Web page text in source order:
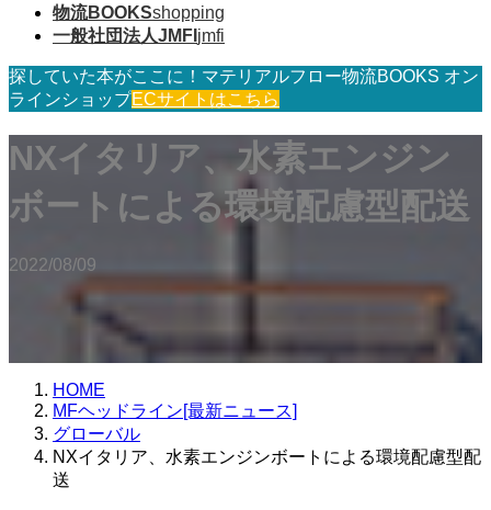
物流BOOKSshopping
一般社団法人JMFI jmfi
探していた本がここに！マテリアルフロー物流BOOKS オン
ラインショップECサイトはこちら
NXイタリア、水素エンジン
ボートによる環境配慮型配送
2022/08/09
HOME
MFヘッドライン[最新ニュース]
グローバル
NXイタリア、水素エンジンボートによる環境配慮型配
送